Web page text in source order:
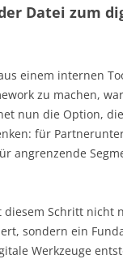
Datei zum
einem internen
zu machen,
nun die Option,
für
angrenzende
diesem Schritt nicht
sondern ein
Werkzeuge